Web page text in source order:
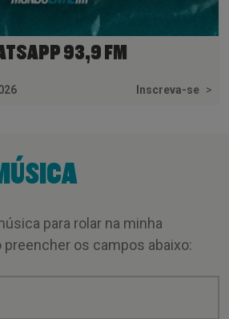
93,9 FM
Inscreva-se >
para rolar na minha
preencher os campos abaixo: